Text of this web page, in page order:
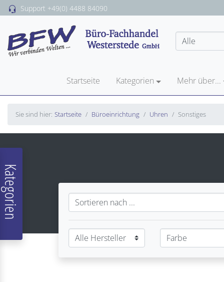
Support +49(0) 4488 84090
Startseite Kategorien Mehr über...
Sie sind hier: Startseite Büroeinrichtung Uhren Sonstiges
Kategorien